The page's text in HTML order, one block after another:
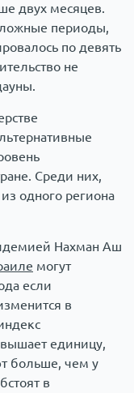
двух месяцев.
периоды,
по девять
не
Среди них,
одного региона
Нахман Аш
могут
если
в
единицу,
больше, чем у
в